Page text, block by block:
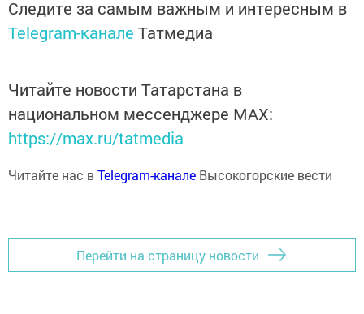
Следите за самым важным и интересным в
Telegram-канале Татмедиа
Читайте новости Татарстана в
национальном мессенджере MАХ:
https://max.ru/tatmedia
Читайте нас вTelegram-канале Высокогорские вести
Перейти на страницу новости